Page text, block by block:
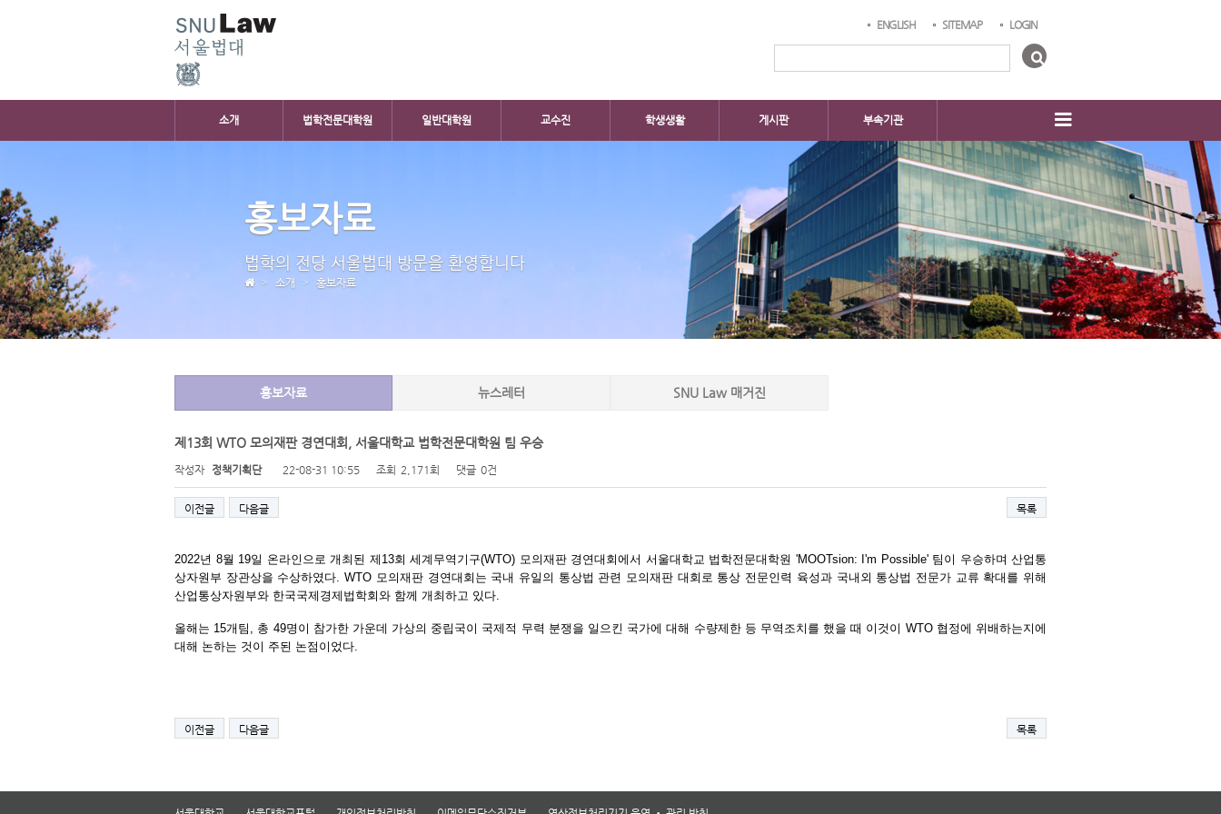
ENGLISH SITEMAP LOGIN
소개 법학전문대학원 일반대학원 교수진 학생생활 게시판 부속기관
홍보자료
법학의 전당 서울법대 방문을 환영합니다
소개 홍보자료
홍보자료 뉴스레터 SNU Law 매거진
제13회 WTO 모의재판 경연대회, 서울대학교 법학전문대학원 팀 우승
작성자 정책기획단 22-08-31 10:55 조회 2,171회 댓글 0건
이전글 다음글 목록
2022년 8월 19일 온라인으로 개최된 제 13회 세계무역기구(WTO) 모의재판 경연대회에서 서울대학교 법학전문대학원 'MOOTsion: I'm Possible' 팀이 우승하며 산업통
상자원부 장관상을 수상하였다. WTO 모의재판 경연대회는 국내 유일의 통상법 관련 모의재판 대회로 통상 전문인력 육성과 국내외 통상법 전문가 교류 확대를 위해
산업통상자원부와 한국국제경제법학회와 함께 개최하고 있다.
올해는 15개팀 , 총 49명이 참가한 가운데 가상의 중립국이 국제적 무력 분쟁을 일으킨 국가에 대해 수량제한 등 무역조치를 했을 때 이것이 WTO 협정에 위배하는지에
대해 논하는 것이 주된 논점이었다.
이전글 다음글 목록